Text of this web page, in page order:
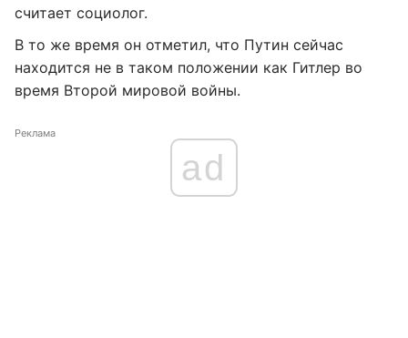
считает социолог.
В то же время он отметил, что Путин сейчас
находится не в таком положении как Гитлер во
время Второй мировой войны.
Реклама
ad